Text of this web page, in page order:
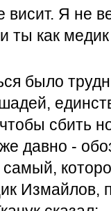
Я не
как медик
было
сбить
давно -
Измайлов,